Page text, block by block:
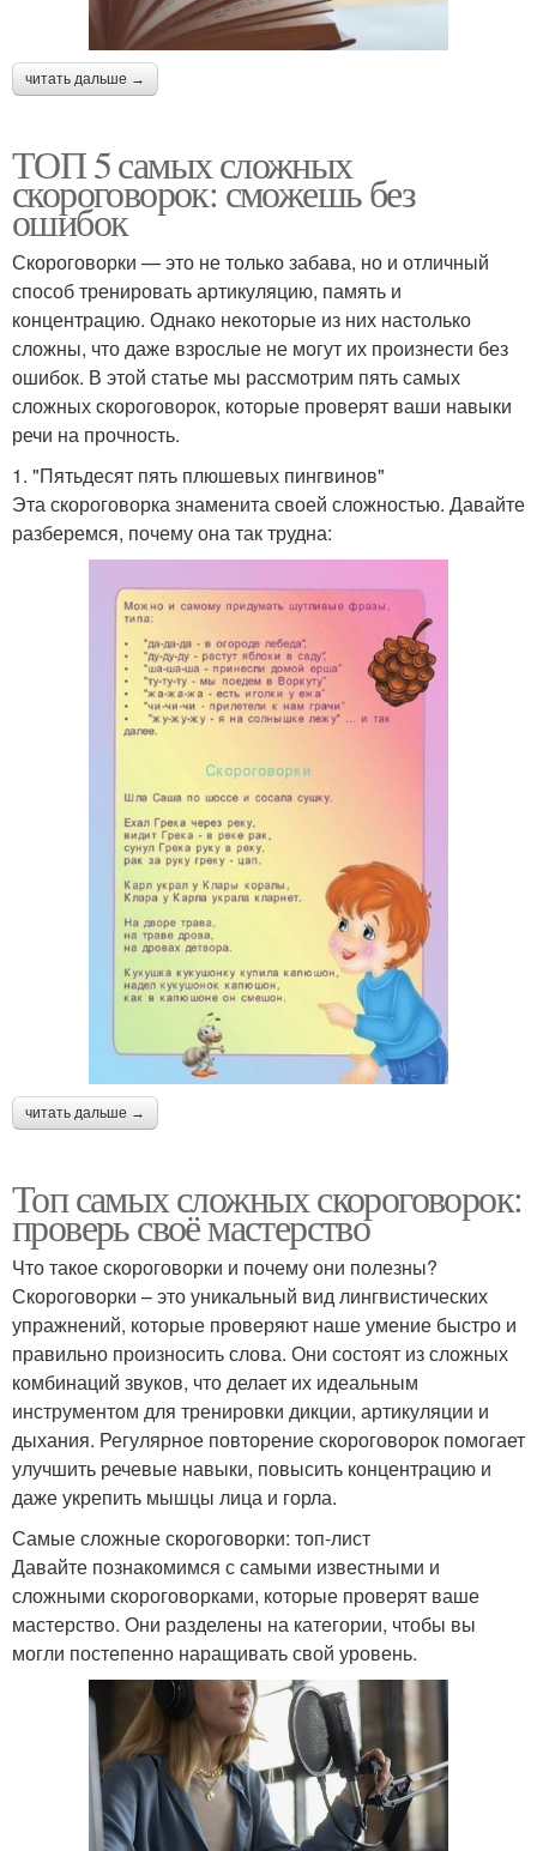
читать дальше →
ТОП 5 самых сложных
скороговорок: сможешь без
ошибок
Скороговорки — это не только забава, но и отличный
способ тренировать артикуляцию, память и
концентрацию. Однако некоторые из них настолько
сложны, что даже взрослые не могут их произнести без
ошибок. В этой статье мы рассмотрим пять самых
сложных скороговорок, которые проверят ваши навыки
речи на прочность.
1. "Пятьдесят пять плюшевых пингвинов"
Эта скороговорка знаменита своей сложностью. Давайте
разберемся, почему она так трудна:
читать дальше →
Топ самых сложных скороговорок:
проверь своё мастерство
Что такое скороговорки и почему они полезны?
Скороговорки – это уникальный вид лингвистических
упражнений, которые проверяют наше умение быстро и
правильно произносить слова. Они состоят из сложных
комбинаций звуков, что делает их идеальным
инструментом для тренировки дикции, артикуляции и
дыхания. Регулярное повторение скороговорок помогает
улучшить речевые навыки, повысить концентрацию и
даже укрепить мышцы лица и горла.
Самые сложные скороговорки: топ-лист
Давайте познакомимся с самыми известными и
сложными скороговорками, которые проверят ваше
мастерство. Они разделены на категории, чтобы вы
могли постепенно наращивать свой уровень.